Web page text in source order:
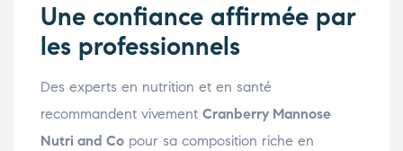
Une confiance affirmée par
les professionnels
Des experts en nutrition et en santé
recommandent vivement Cranberry Mannose
Nutri and Co pour sa composition riche en